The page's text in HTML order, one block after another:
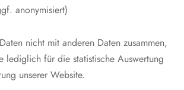
anonymisiert)
nicht mit anderen Daten zusammen,
lediglich für die statistische Auswertung
unserer Website.